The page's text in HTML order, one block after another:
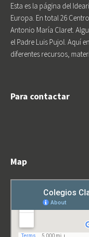
Esta es la página del
Europa. En total 26
Antonio María Claret.
el Padre Luis Pujol. Aquí
diferentes recursos,
Para contactar
Map